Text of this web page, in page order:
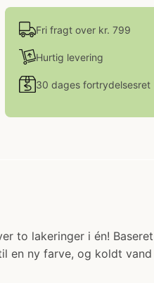
Fri fragt over kr. 799
Hurtig levering
30 dages fortrydelsesret
to lakeringer i én!
ny farve, og koldt